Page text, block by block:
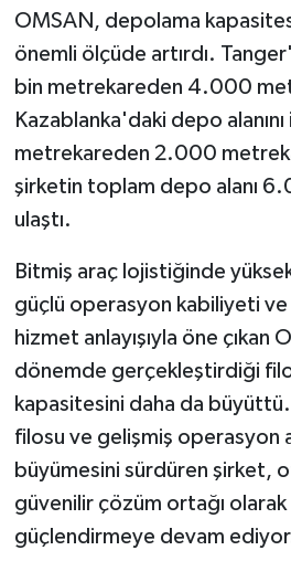
OMSAN, depolama
önemli ölçüde artırdı.
bin metrekareden 4.000
Kazablanka'daki depo
metrekareden 2.000
şirketin toplam depo alanı
ulaştı.
Bitmiş araç lojistiğinde
güçlü operasyon kabiliyeti ve
hizmet anlayışıyla öne çıkan
dönemde gerçekleştirdiği filo
kapasitesini daha da
filosu ve gelişmiş operasyon
büyümesini sürdüren şirket,
güvenilir çözüm ortağı olarak
güçlendirmeye devam